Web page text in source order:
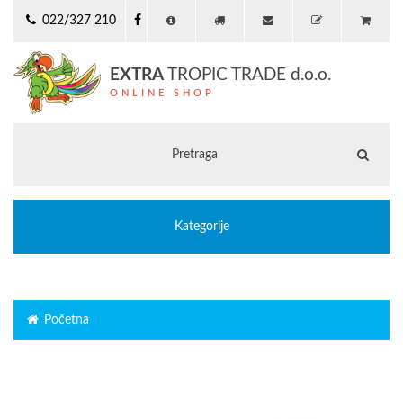
022/327 210
EXTRA TROPIC TRADE d.o.o.
ONLINE SHOP
Kategorije
Početna